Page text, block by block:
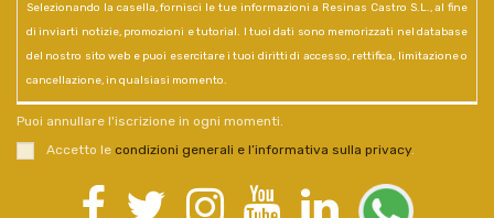
Selezionando la casella, fornisci le tue informazioni a Resinas Castro S.L., al fine
di inviarti notizie, promozioni e tutorial. I tuoi dati sono memorizzati nel database
del nostro sito web e puoi esercitare i tuoi diritti di accesso, rettifica, limitazione o
cancellazione, in qualsiasi momento.
Puoi annullare l'iscrizione in ogni momenti.
Accetto le condizioni generali e l’informativa sulla privacy.